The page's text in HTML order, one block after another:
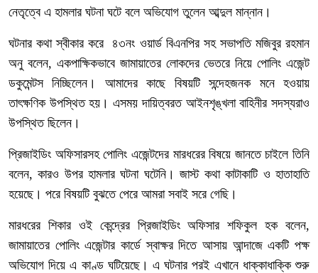
নেতৃত্বে এ হামলার ঘটনা ঘটে বলে অভিযোগ তুলেন আব্দুল মান্নান।
ঘটনার কথা স্বীকার করে ৪৩নং ওয়ার্ড বিএনপির সহ সভাপতি মজিবুর রহমান
অনু বলেন, একপাক্ষিকভাবে জামায়াতের লোকদের ভেতরে নিয়ে পোলিং এজেন্ট
ডকুমেন্টস নিচ্ছিলেন। আমাদের কাছে বিষয়টি সন্দেহজনক মনে হওয়ায়
তাৎক্ষণিক উপস্থিত হয়। এসময় দায়িত্বরত আইনশৃঙ্খলা বাহিনীর সদস্যরাও
উপস্থিত ছিলেন।
প্রিজাইডিং অফিসারসহ পোলিং এজেন্টদের মারধরের বিষয়ে জানতে চাইলে তিনি
বলেন, কারও উপর হামলার ঘটনা ঘটেনি। জাস্ট কথা কাটাকাটি ও হাতাহাতি
হয়েছে। পরে বিষয়টি বুঝতে পেরে আমরা সবাই সরে গেছি।
মারধরের শিকার ওই কেন্দ্রের প্রিজাইডিং অফিসার শফিকুল হক বলেন,
জামায়াতের পোলিং এজেন্টার কার্ডে স্বাক্ষর দিতে আসায় আন্দাজে একটি পক্ষ
অভিযোগ দিয়ে এ কাণ্ড ঘটিয়েছে। এ ঘটনার পরই এখানে ধাক্কাধাক্কি শুরু